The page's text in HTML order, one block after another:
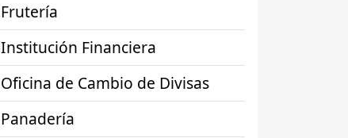
Frutería
Institución Financiera
Oficina de Cambio de Divisas
Panadería